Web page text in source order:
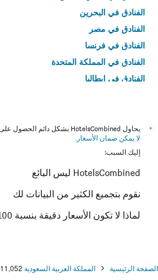
الفنادق في البحرين
الفنادق في مصر
الفنادق في فرنسا
الفنادق في المملكة المتحدة
الفنادق في إيطاليا
*
يحاول HotelsCombined بشكل دائم الحصول على الأسعار الدقيقة، ولكن
لا يمكن ضمان الأسعار .
إليك السبب:
HotelsCombined ليس البائع
نقوم بتجميع الكثير من البيانات لك
لماذا لا تكون الأسعار دقيقة بنسبة 100٪؟
الصفحة الرئيسية المملكة العربية السعودية 11,052